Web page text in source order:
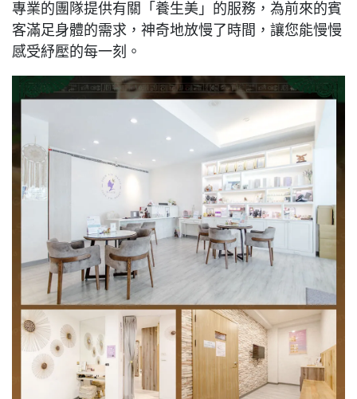
專業的團隊提供有關「養生美」的服務，為前來的賓
客滿足身體的需求，神奇地放慢了時間，讓您能慢慢
感受紓壓的每一刻。